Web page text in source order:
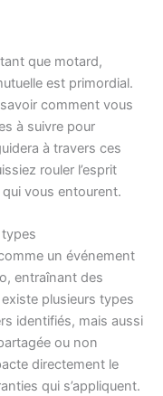
que motard,
est primordial.
comment vous
à suivre pour
à travers ces
rouler l’esprit
vous entourent.
un événement
entraînant des
plusieurs types
identifiés, mais aussi
ou non
directement le
qui s’appliquent.